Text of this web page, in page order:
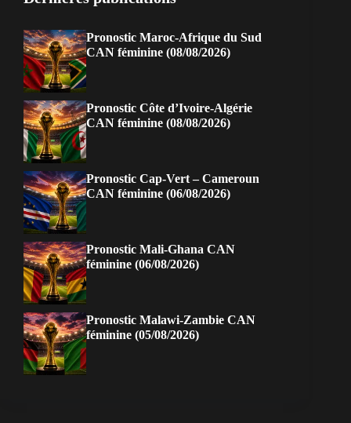
Pronostic Maroc-Afrique du Sud
CAN féminine (08/08/2026)
Pronostic Côte d’Ivoire-Algérie
CAN féminine (08/08/2026)
Pronostic Cap-Vert – Cameroun
CAN féminine (06/08/2026)
Pronostic Mali-Ghana CAN
féminine (06/08/2026)
Pronostic Malawi-Zambie CAN
féminine (05/08/2026)